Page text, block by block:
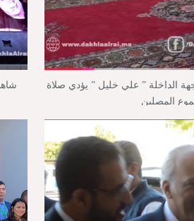
الداخلة ” علي خليل ” يؤدي صلاة
المصلين